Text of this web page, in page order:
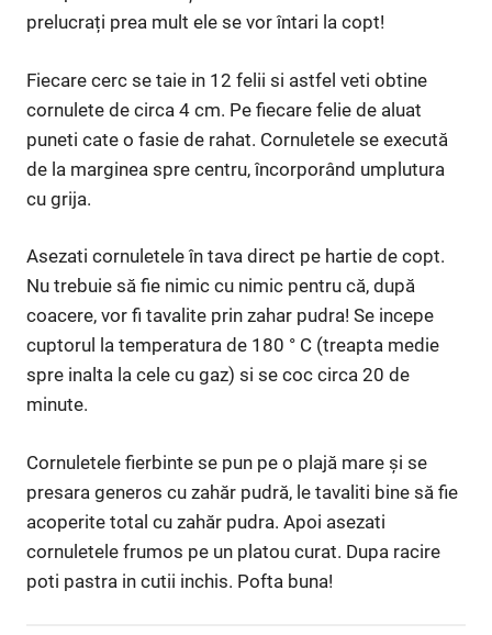
prelucrați prea mult ele se vor întari la copt!
Fiecare cerc se taie in 12 felii si astfel veti obtine
cornulete de circa 4 cm. Pe fiecare felie de aluat
puneti cate o fasie de rahat. Cornuletele se execută
de la marginea spre centru, încorporând umplutura
cu grija.
Asezati cornuletele în tava direct pe hartie de copt.
Nu trebuie să fie nimic cu nimic pentru că, după
coacere, vor fi tavalite prin zahar pudra! Se incepe
cuptorul la temperatura de 180 ° C (treapta medie
spre inalta la cele cu gaz) si se coc circa 20 de
minute.
Cornuletele fierbinte se pun pe o plajă mare și se
presara generos cu zahăr pudră, le tavaliti bine să fie
acoperite total cu zahăr pudra. Apoi asezati
cornuletele frumos pe un platou curat. Dupa racire
poti pastra in cutii inchis. Pofta buna!